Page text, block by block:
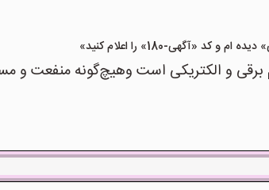
180» را اعلام کنید»
و الکتریکی است وهیچ‌گونه منفعت و